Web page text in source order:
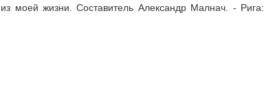
моей жизни. Составитель Александр Малнач. - Рига: